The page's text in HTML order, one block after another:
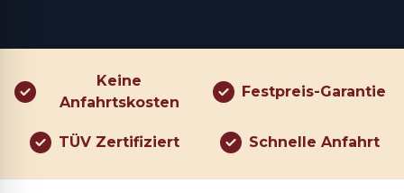
Keine
Anfahrtskosten
Festpreis-Garantie
TÜV Zertifiziert Schnelle Anfahrt